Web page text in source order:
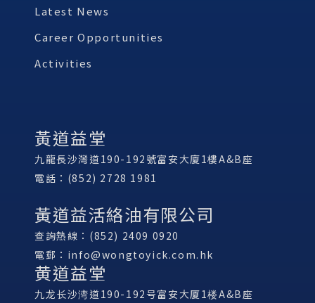
Latest News
Career Opportunities
Activities
黃道益堂
九龍長沙灣道190-192號富安大廈1樓A&B座
電話：(852) 2728 1981
黃道益活絡油有限公司
查詢熱線：(852) 2409 0920
電郵： info@wongtoyick.com.hk
黄道益堂
九龙长沙湾道190-192号富安大厦1楼A&B座